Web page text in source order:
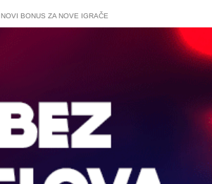
NOVI BONUS ZA NOVE IGRAČE